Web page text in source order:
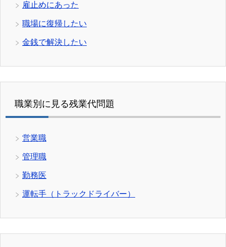
雇止めにあった
職場に復帰したい
金銭で解決したい
職業別に見る残業代問題
営業職
管理職
勤務医
運転手（トラックドライバー）